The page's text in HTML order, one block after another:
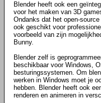
Blender heeft ook een
voor het maken van 3D
Ondanks dat het open-
ook geschikt voor
voorbeeld van zijn
Bunny.
Blender zelf is
beschikbaar voor Windows,
besturingssystemen. Om
werken in Windows moet je
hebben. Blender heeft ook
renderen en animeren in